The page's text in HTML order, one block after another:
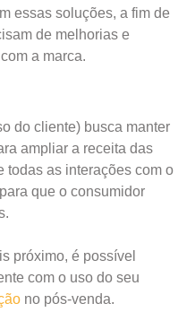
essas soluções, a fim de
de melhorias e
a marca.
do cliente) busca manter
ampliar a receita das
todas as interações com o
que o consumidor
próximo, é possível
com o uso do seu
no pós-venda.